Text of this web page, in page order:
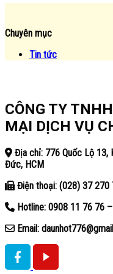
Chuyên mục
Tin tức
CÔNG TY
MẠI DỊCH VỤ
Địa chỉ: 776 Quốc Lộ 13,
Đức, HCM
Điện thoại: (028) 37
Hotline: 0908 11 76 76
Email: